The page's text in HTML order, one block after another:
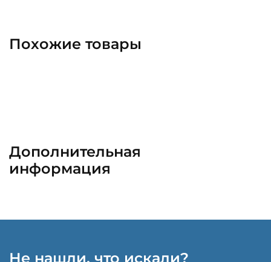
Похожие товары
Дополнительная
информация
Не нашли, что искали?